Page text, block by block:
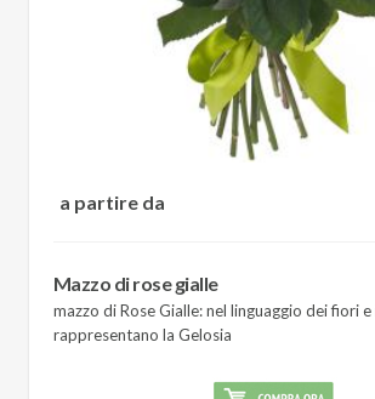
a partire da
Mazzo di rose gialle
mazzo di Rose Gialle: nel linguaggio dei fiori
rappresentano la Gelosia